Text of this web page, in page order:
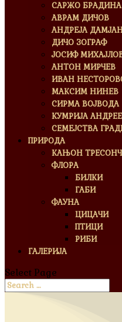
САРЖО БРАДИНА
АВРАМ ДИЧОВ
АНДРЕЈА
ДИЧО ЗОГРАФ
ЈОСИФ
АНТОН МИРЧЕВ
ИВАН
МАКСИМ НИНЕВ
СИРМА ВОЈВОДА
КУМРИЈА
СЕМЕЈСТВА
ПРИРОДА
КАЊОН
ФЛОРА
БИЛКИ
ГАБИ
ФАУНА
ЦИЦАЧИ
ПТИЦИ
РИБИ
ГАЛЕРИЈА
Select Page